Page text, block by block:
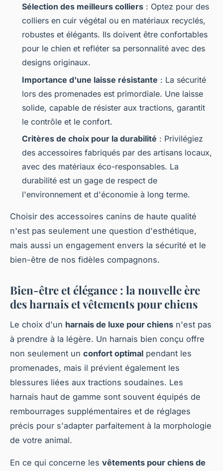
Sélection des meilleurs colliers : Optez pour des
colliers en cuir végétal ou en matériaux recyclés,
robustes et élégants. Ils doivent être confortables
pour le chien et refléter sa personnalité avec des
designs originaux.
Importance d'une laisse résistante : La sécurité
lors des promenades est primordiale. Une laisse
solide, capable de résister aux tractions, garantit
le contrôle et le confort.
Critères de choix pour la durabilité : Privilégiez
des accessoires fabriqués par des artisans locaux,
avec des matériaux éco-responsables. La
durabilité est un gage de respect de
l'environnement et d'économie à long terme.
Choisir des accessoires canins de haute qualité
n'est pas seulement une question d'esthétique,
mais aussi un engagement envers la sécurité et le
bien-être de nos fidèles compagnons.
Bien-être et élégance : la nouvelle ère
des harnais et vêtements pour chiens
Le choix d'un harnais de luxe pour chiens n'est pas
à prendre à la légère. Un harnais bien conçu offre
non seulement un confort optimal pendant les
promenades, mais il prévient également les
blessures liées aux tractions soudaines. Les
harnais haut de gamme sont souvent équipés de
rembourrages supplémentaires et de réglages
précis pour s'adapter parfaitement à la morphologie
de votre animal.
En ce qui concerne les vêtements pour chiens de